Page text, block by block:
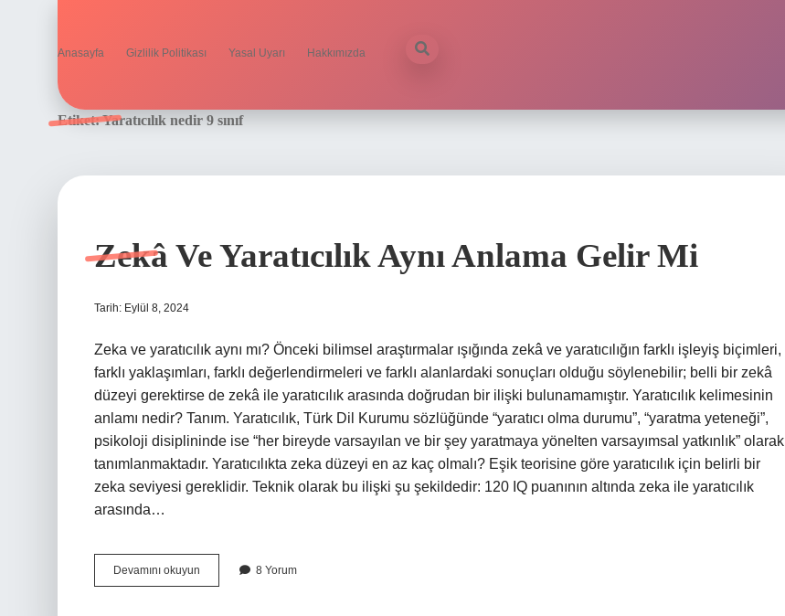
Anasayfa Gizlilik Politikası Yasal Uyarı Hakkımızda
Etiket:Yaratıcılık nedir 9 sınıf
Zekâ Ve Yaratıcılık Aynı Anlama Gelir Mi
Tarih: Eylül 8, 2024
Zeka ve yaratıcılık aynı mı? Önceki bilimsel araştırmalar ışığında zekâ ve yaratıcılığın farklı işleyiş biçimleri,
farklı yaklaşımları, farklı değerlendirmeleri ve farklı alanlardaki sonuçları olduğu söylenebilir; belli bir zekâ
düzeyi gerektirse de zekâ ile yaratıcılık arasında doğrudan bir ilişki bulunamamıştır. Yaratıcılık kelimesinin
anlamı nedir? Tanım. Yaratıcılık, Türk Dil Kurumu sözlüğünde “yaratıcı olma durumu”, “yaratma yeteneği”,
psikoloji disiplininde ise “her bireyde varsayılan ve bir şey yaratmaya yönelten varsayımsal yatkınlık” olarak
tanımlanmaktadır. Yaratıcılıkta zeka düzeyi en az kaç olmalı? Eşik teorisine göre yaratıcılık için belirli bir
zeka seviyesi gereklidir. Teknik olarak bu ilişki şu şekildedir: 120 IQ puanının altında zeka ile yaratıcılık
arasında…
Devamını okuyun
Ve
8 Yorum